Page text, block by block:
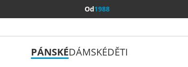
Od1988
PÁNSKÉDÁMSKÉDĚTI